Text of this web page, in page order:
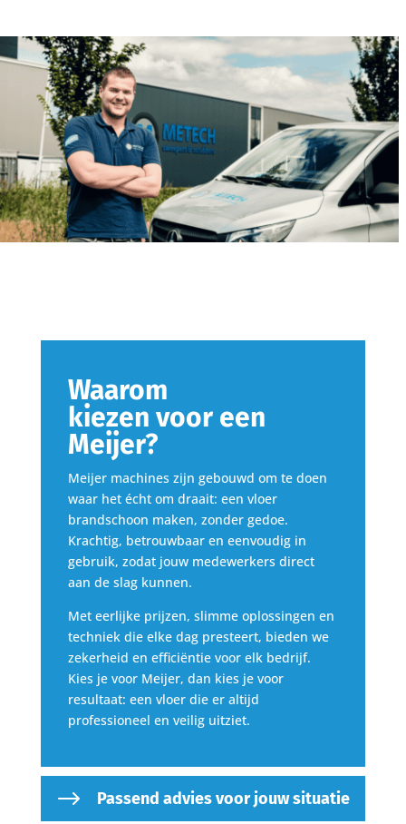
Waarom
kiezen voor een
Meijer?
Meijer machines zijn gebouwd om te doen
waar het écht om draait: een vloer
brandschoon maken, zonder gedoe.
Krachtig, betrouwbaar en eenvoudig in
gebruik, zodat jouw medewerkers direct
aan de slag kunnen.
Met eerlijke prijzen, slimme oplossingen en
techniek die elke dag presteert, bieden we
zekerheid en efficiëntie voor elk bedrijf.
Kies je voor Meijer, dan kies je voor
resultaat: een vloer die er altijd
professioneel en veilig uitziet.
$ Passend advies voor jouw situatie